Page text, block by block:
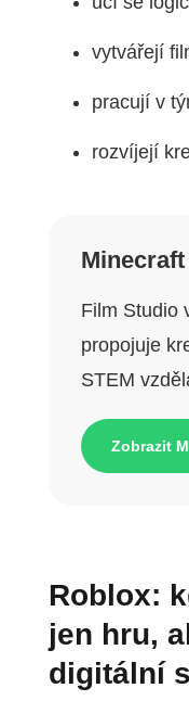
vytvářejí
pracují v
rozvíjejí
Film Studio
propojuje
STEM
Zobrazit
Roblox:
jen hru,
digitální